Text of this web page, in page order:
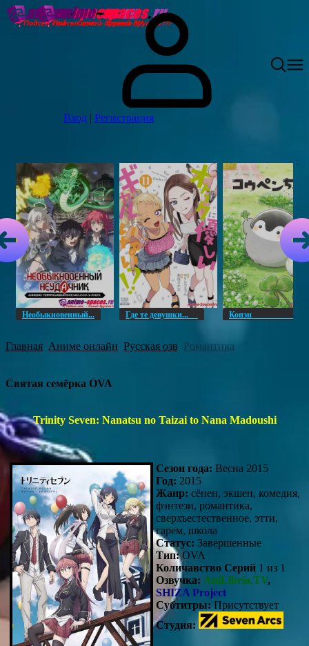
Вход | Регистрация
Необыкновенный... Где те девушки... Копэн
Главная Аниме онлайн Русская озв Романтика
Святая семёрка OVA
Trinity Seven: Nanatsu no Taizai to Nana Madoushi
Сезон года: Весна 2015
Год: 2015
Жанр: сёнен, экшен, комедия,
фэнтези, романтика,
сверхъестественное, этти,
гарем, школа
Статус: Завершенные
Тип:OVA
Количавство Серий 1 из 1
Озвучка: AniLibria.TV,
SHIZA Project
Субтитры: Присутствует
Студия: